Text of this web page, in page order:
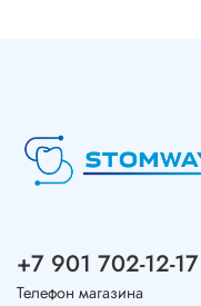
+7 901 702-12-17
Телефон магазина